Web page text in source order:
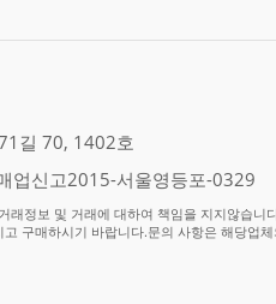
길 70, 1402호
업신고2015-서울영등포-0329
정보 및 거래에 대하여 책임을 지지않습니
구매하시기 바랍니다.문의 사항은 해당업